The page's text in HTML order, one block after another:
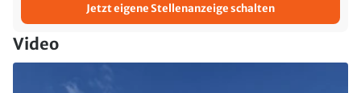
Jetzt eigene Stellenanzeige schalten
Video